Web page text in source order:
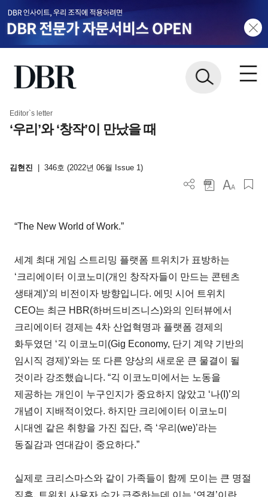
Editor`s letter
‘우리’와 ‘창작’이 만났을 때
김현진 346호 (2022년 06월 Issue 1)
“The New World of Work.”
세계 최대 게임 스트리밍 플랫폼 트위치가 표방하는
‘크리에이터 이코노미(개인 창작자들이 만드는 콘텐츠
생태계)’의 비전이자 방향입니다. 에밋 시어 트위치
CEO는 최근 HBR(하버드비즈니스)와의 인터뷰에서
크리에이터 경제는 4차 산업혁명과 플랫폼 경제의
화두였던 ‘긱 이코노미(Gig Economy, 단기 계약 기반의
임시직 경제)’와는 또 다른 양상의 새로운 큰 물결이 될
것이라 강조했습니다. “긱 이코노미에서는 노동을
제공하는 개인이 누구인지가 중요하지 않았고 ‘나(I)’의
개념이 지배적이었다. 하지만 크리에이터 이코노미
시대엔 같은 취향을 가진 집단, 즉 ‘우리(we)’라는
동질감과 연대감이 중요하다.”
실제로 크리스마스와 같이 가족들이 함께 모이는 큰 명절
직후, 트위치 사용자 수가 급증하는데 이는 ‘연결’이란